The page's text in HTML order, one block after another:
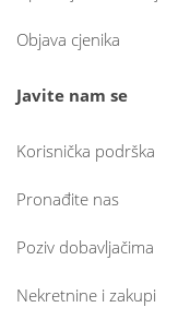
Objava cjenika
Javite nam se
Korisnička podrška
Pronađite nas
Poziv dobavljačima
Nekretnine i zakupi